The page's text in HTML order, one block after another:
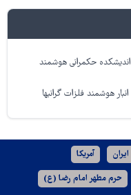
اندیشکده حکمرانی هوشمند
انبار هوشمند فلزات گرانبها
ایران آمریکا
حرم مطهر امام رضا (ع)